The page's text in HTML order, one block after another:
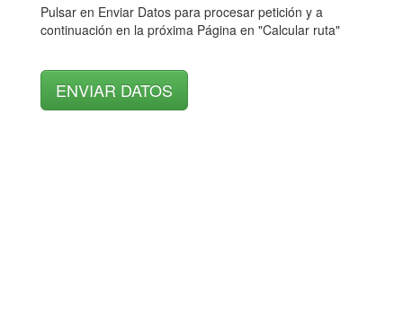
Pulsar en Enviar Datos para procesar petición y a
continuación en la próxima Página en "Calcular ruta"